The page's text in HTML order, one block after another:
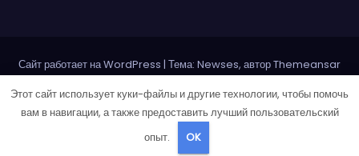
Сайт работает на WordPress | Тема: Newses, авторThemeansar
Home Sample Page
Авторам и правообладателям
Этот сайт использует куки-файлы и другие технологии, чтобы помочь
вам в навигации, а также предоставить лучший пользовательский
опыт.
OK